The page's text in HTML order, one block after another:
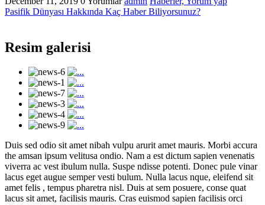
Pasifik Dünyası Hakkında Kaç Haber Biliyorsunuz?
Resim galerisi
Duis sed odio sit amet nibah vulpu arurit amet mauris. Morbi accura
the amsan ipsum velitusa ondio. Nam a est dictum sapien venenatis
viverra ac vest ibulum nulla. Suspe ndisse potenti. Donec pule vinar
lacus eget augue semper vesti bulum. Nulla lacus nque, eleifend sit
amet felis , tempus pharetra nisl. Duis at sem posuere, conse quat
lacus sit amet, facilisis mauris. Cras euismod sapien facilisis orci